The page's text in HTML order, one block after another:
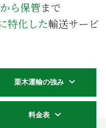
ら保管まで
特化した輸送サービ
栗木運輸の強み
料金表